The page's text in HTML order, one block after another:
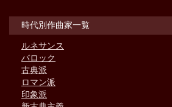
時代別作曲家一覧
ルネサンス
バロック
古典派
ロマン派
印象派